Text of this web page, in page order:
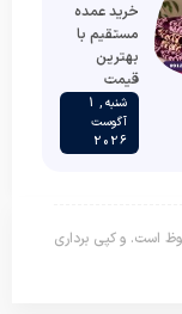
خرید عمده
مستقیم با
بهترین
قیمت
شنبه , 1
آگوست
2026
است. و کپی برداری